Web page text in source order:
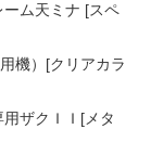
ム天ミナ [スペ
機）[クリアカラ
ザクＩＩ[メタ